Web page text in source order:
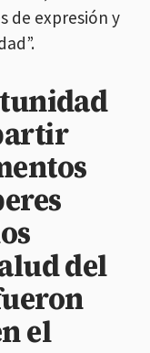
de expresión y
del
el